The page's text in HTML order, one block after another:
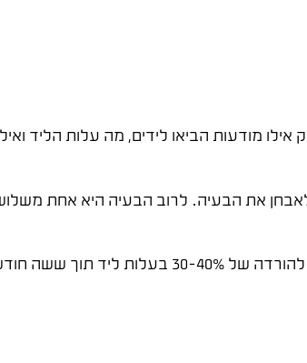
מודעות הביאו לידים, מה עלות הליד
ל-120, לא שווה להמשיך בלי לאבחן את הבעיה. לרוב
עסקים שמשקיעים 4-5 שעות בחודש לניתוח נתונים